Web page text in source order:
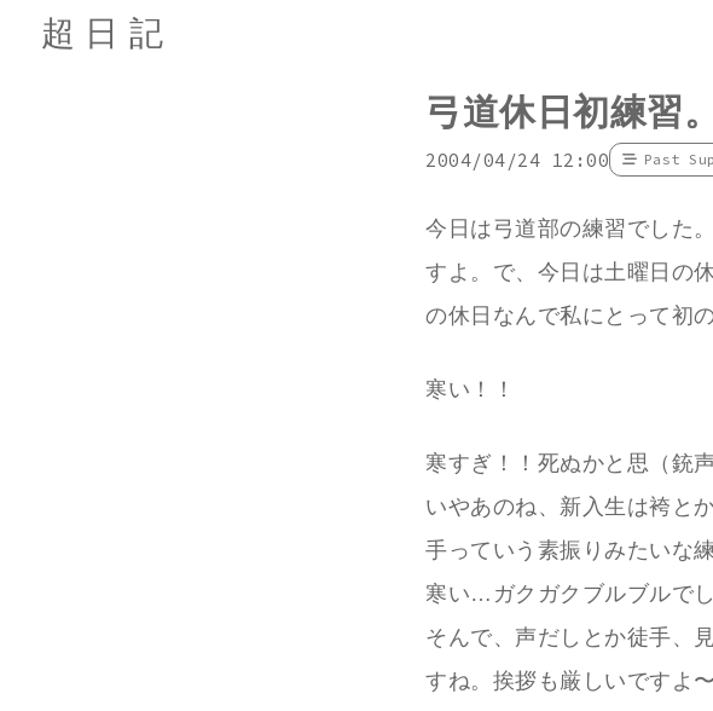
超日記
弓道休日初練習。
2004/04/24 12:00 Past
今日は弓道部の練習でした
すよ。で、今日は土曜日の
の休日なんで私にとって初
寒い！！
寒すぎ！！死ぬかと思（銃
いやあのね、新入生は袴と
手っていう素振りみたいな
寒い…ガクガクブルブルで
そんで、声だしとか徒手、
すね。挨拶も厳しいですよ